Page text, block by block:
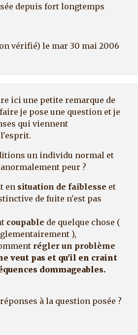
depuis fort longtemps
vérifié) le mar 30 mai 2006
ici une petite remarque de
je pose une question et je
qui viennent
un individu normal et
peur ?
en situation de faiblesse et
de fuite n'est pas
coupable de quelque chose (
),
régler un problème
veut pas et qu'il en craint
dommageables.
à la question posée ?